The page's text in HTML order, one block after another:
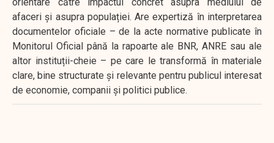
afaceri și asupra populației. Are expertiză în interpretarea
documentelor oficiale – de la acte normative publicate în
Monitorul Oficial până la rapoarte ale BNR, ANRE sau ale
altor instituții-cheie – pe care le transformă în materiale
clare, bine structurate și relevante pentru publicul interesat
de economie, companii și politici publice.